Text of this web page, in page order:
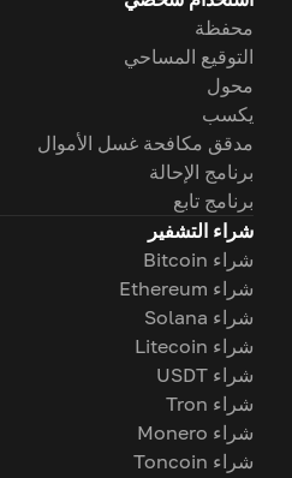
محفظة
التوقيع المساحي
محول
يكسب
مدقق مكافحة غسل الأموال
برنامج الإحالة
برنامج تابع
شراء التشفير
شراء Bitcoin
شراء Ethereum
شراء Solana
شراء Litecoin
شراء USDT
شراء Tron
شراء Monero
شراء Toncoin